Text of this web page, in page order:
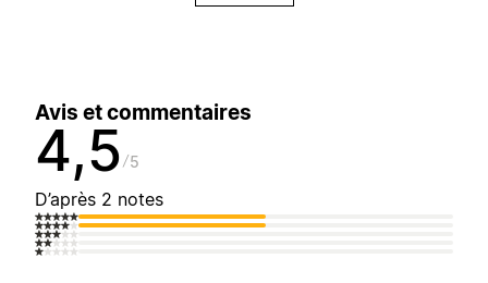
Avis et commentaires
4,5 5
D’après 2 notes